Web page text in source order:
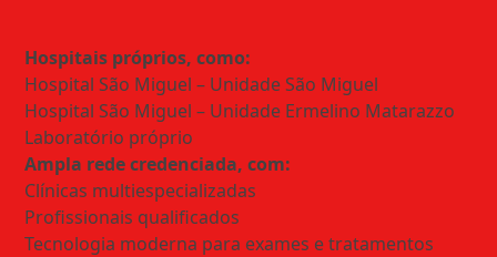
Hospitais próprios, como:
Hospital São Miguel – Unidade São Miguel
Hospital São Miguel – Unidade Ermelino Matarazzo
Laboratório próprio
Ampla rede credenciada, com:
Clínicas multiespecializadas
Profissionais qualificados
Tecnologia moderna para exames e tratamentos